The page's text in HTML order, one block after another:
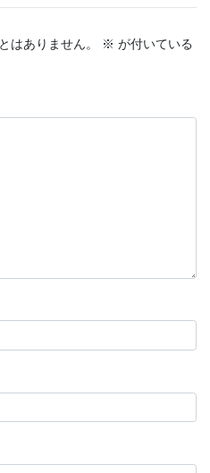
はありません。 ※ が付いている